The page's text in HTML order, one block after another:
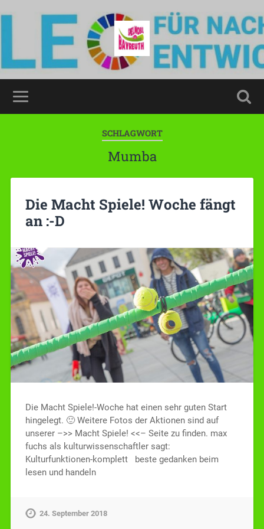
SCHLAGWORT
Mumba
Die Macht Spiele! Woche fängt
an :-D
Die Macht Spiele!-Woche hat einen sehr guten Start
hingelegt. 🙂 Weitere Fotos der Aktionen sind auf
unserer –>> Macht Spiele! <<– Seite zu finden. max
fuchs als kulturwissenschaftler sagt:
Kulturfunktionen-komplett beste gedanken beim
lesen und handeln
24. September 2018